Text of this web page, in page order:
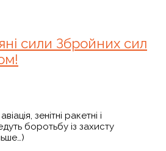
сили Збройних сил
зенітні ракетні і
боротьбу із захисту